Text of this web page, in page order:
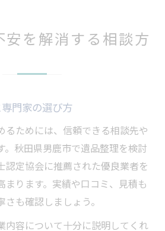
安を解消する相談方
門家の選び方
るためには、信頼できる相談先や
。秋田県男鹿市で遺品整理を検討
認定協会に推薦された優良業者を
まります。実績や口コミ、見積も
も確認しましょう。
内容について十分に説明してくれ